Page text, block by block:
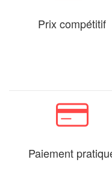
Prix compétitif
Paiement